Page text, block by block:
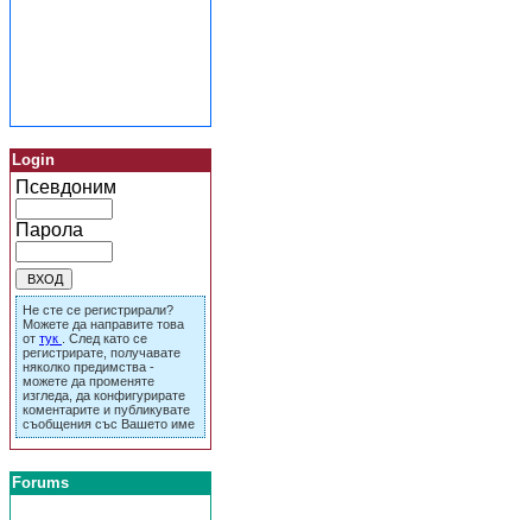
Login
Псевдоним
Парола
Не сте се регистрирали?
Можете да направите това
от тук
. След като се
регистрирате, получавате
няколко предимства -
можете да променяте
изгледа, да конфигурирате
коментарите и публикувате
съобщения със Вашето име
Forums